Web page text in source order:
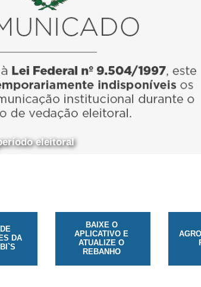
eleitoral
DA
BAIXE O
APLICATIVO E
ATUALIZE O
REBANHO